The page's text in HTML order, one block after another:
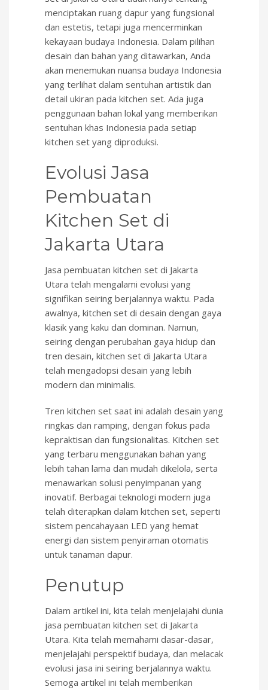
menciptakan ruang dapur yang fungsional
dan estetis, tetapi juga mencerminkan
kekayaan budaya Indonesia. Dalam pilihan
desain dan bahan yang ditawarkan, Anda
akan menemukan nuansa budaya Indonesia
yang terlihat dalam sentuhan artistik dan
detail ukiran pada kitchen set. Ada juga
penggunaan bahan lokal yang memberikan
sentuhan khas Indonesia pada setiap
kitchen set yang diproduksi.
Evolusi Jasa
Pembuatan
Kitchen Set di
Jakarta Utara
Jasa pembuatan kitchen set di Jakarta
Utara telah mengalami evolusi yang
signifikan seiring berjalannya waktu. Pada
awalnya, kitchen set di desain dengan gaya
klasik yang kaku dan dominan. Namun,
seiring dengan perubahan gaya hidup dan
tren desain, kitchen set di Jakarta Utara
telah mengadopsi desain yang lebih
modern dan minimalis.
Tren kitchen set saat ini adalah desain yang
ringkas dan ramping, dengan fokus pada
kepraktisan dan fungsionalitas. Kitchen set
yang terbaru menggunakan bahan yang
lebih tahan lama dan mudah dikelola, serta
menawarkan solusi penyimpanan yang
inovatif. Berbagai teknologi modern juga
telah diterapkan dalam kitchen set, seperti
sistem pencahayaan LED yang hemat
energi dan sistem penyiraman otomatis
untuk tanaman dapur.
Penutup
Dalam artikel ini, kita telah menjelajahi dunia
jasa pembuatan kitchen set di Jakarta
Utara. Kita telah memahami dasar-dasar,
menjelajahi perspektif budaya, dan melacak
evolusi jasa ini seiring berjalannya waktu.
Semoga artikel ini telah memberikan